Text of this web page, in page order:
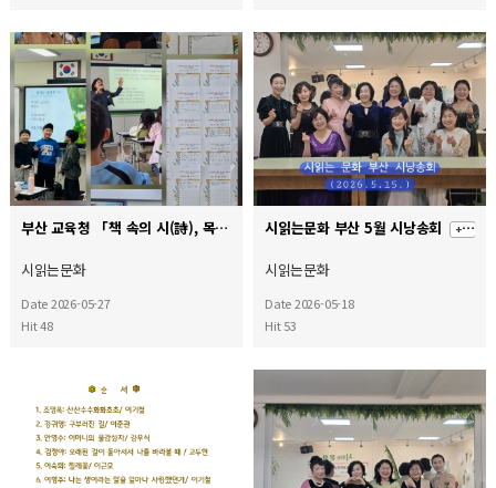
부산 교육청 「책 속의 시(詩), 목소리로 피어나다」 시낭송 교실 현장포토!!
시읽는문화
Date 2026-05-27
Hit 48
시읽는문화 부산 5월 시낭송회 + 1
시읽는문화
Date 2026-05-18
Hit 53